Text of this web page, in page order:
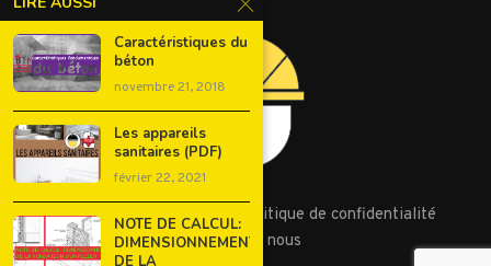
Conditions d’utilisation
Politique de confidentialité
Contactez nous
Caractéristiques du
béton
novembre 21, 2018
Les appareils
sanitaires (PDF)
février 22, 2021
NOTE DE CALCUL:
DIMENSIONNEMENT
DE LA